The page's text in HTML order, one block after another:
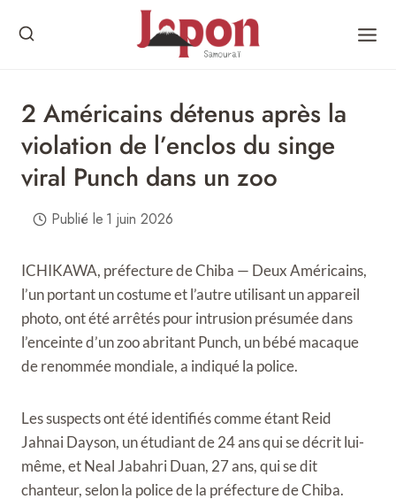
2 Américains détenus après la
violation de l’enclos du singe
viral Punch dans un zoo
Publié le 1 juin 2026
ICHIKAWA, préfecture de Chiba — Deux Américains,
l’un portant un costume et l’autre utilisant un appareil
photo, ont été arrêtés pour intrusion présumée dans
l’enceinte d’un zoo abritant Punch, un bébé macaque
de renommée mondiale, a indiqué la police.
Les suspects ont été identifiés comme étant Reid
Jahnai Dayson, un étudiant de 24 ans qui se décrit lui-
même, et Neal Jabahri Duan, 27 ans, qui se dit
chanteur, selon la police de la préfecture de Chiba.